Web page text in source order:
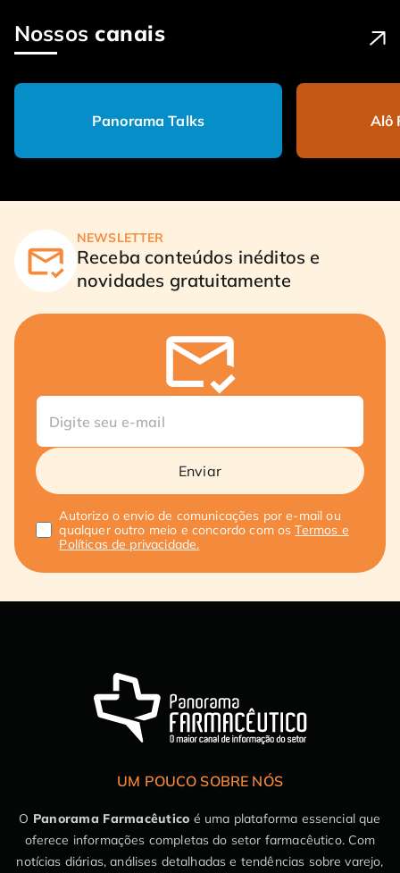
Nossos canais
Panorama Talks Alô
NEWSLETTER
Receba conteúdos inéditos e
novidades gratuitamente
Enviar
Autorizo o envio de comunicações por e-mail ou
qualquer outro meio e concordo com osTermos e
Políticas de privacidade.
UM POUCO SOBRE NÓS
O Panorama Farmacêutico é uma plataforma essencial que
oferece informações completas do setor farmacêutico. Com
notícias diárias, análises detalhadas e tendências sobre varejo,